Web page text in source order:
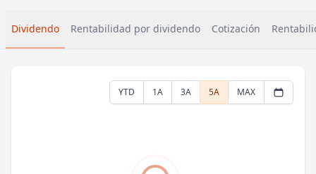
Dividendo Rentabilidad por dividendo Cotización
YTD 1A 3A 5A MAX